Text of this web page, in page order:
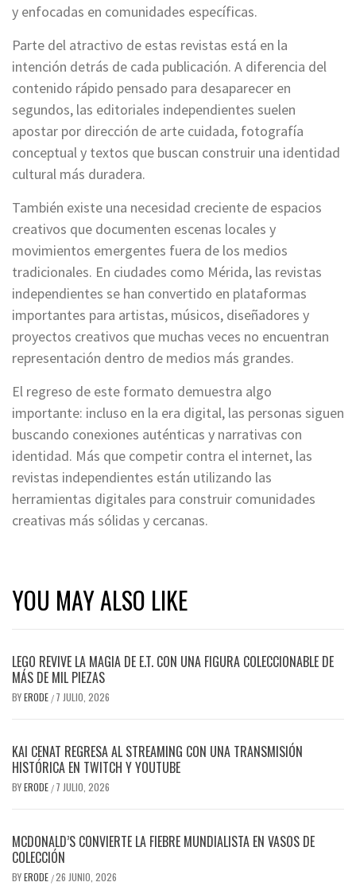
y enfocadas en comunidades específicas.
Parte del atractivo de estas revistas está en la
intención detrás de cada publicación. A diferencia del
contenido rápido pensado para desaparecer en
segundos, las editoriales independientes suelen
apostar por dirección de arte cuidada, fotografía
conceptual y textos que buscan construir una identidad
cultural más duradera.
También existe una necesidad creciente de espacios
creativos que documenten escenas locales y
movimientos emergentes fuera de los medios
tradicionales. En ciudades como Mérida, las revistas
independientes se han convertido en plataformas
importantes para artistas, músicos, diseñadores y
proyectos creativos que muchas veces no encuentran
representación dentro de medios más grandes.
El regreso de este formato demuestra algo
importante: incluso en la era digital, las personas siguen
buscando conexiones auténticas y narrativas con
identidad. Más que competir contra el internet, las
revistas independientes están utilizando las
herramientas digitales para construir comunidades
creativas más sólidas y cercanas.
YOU MAY ALSO LIKE
LEGO REVIVE LA MAGIA DE E.T. CON UNA FIGURA COLECCIONABLE DE
MÁS DE MIL PIEZAS
BYERODE / 7 JULIO, 2026
KAI CENAT REGRESA AL STREAMING CON UNA TRANSMISIÓN
HISTÓRICA EN TWITCH Y YOUTUBE
BYERODE / 7 JULIO, 2026
MCDONALD’S CONVIERTE LA FIEBRE MUNDIALISTA EN VASOS DE
COLECCIÓN
BYERODE /26 JUNIO, 2026